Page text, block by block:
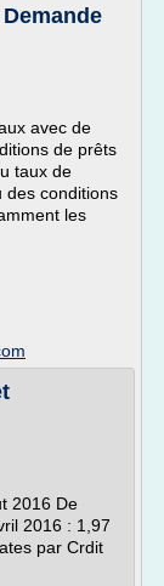
avec de
de prêts
taux de
des conditions
les
2016 De
2016 : 1,97
par Crdit